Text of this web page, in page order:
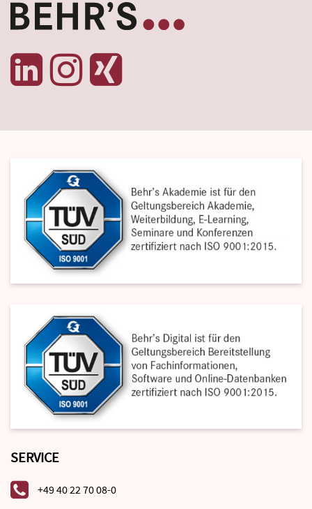
SERVICE
+49 40 22 70 08-0